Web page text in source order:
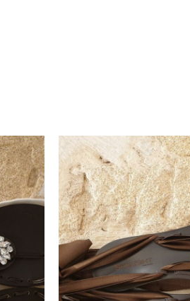
productos en el
Go To Shop